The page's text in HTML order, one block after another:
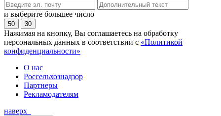
и выберите большее число
50 30
Нажимая на кнопку, Вы соглашаетесь на обработку
персональных данных в соответствии с «Политикой
конфиденциальности»
О нас
Россельхознадзор
Партнеры
Рекламодателям
наверх